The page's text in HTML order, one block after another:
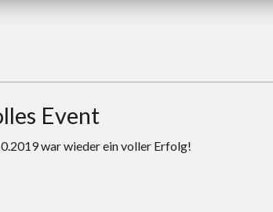
Event
war wieder ein voller Erfolg!